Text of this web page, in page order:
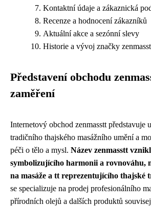
Kontaktní údaje a zákaznická
Recenze a hodnocení zákazníků
Aktuální akce a sezónní slevy
Historie a vývoj značky
Představení obchodu
zaměření
Internetový obchod zenmasstt představuje
tradičního thajského masážního umění a
péči o tělo a mysl. Název zenmasstt
symbolizujícího harmonii a rovnováhu,
na masáže a tt reprezentujícího thajské
se specializuje na prodej profesionálního
přírodních olejů a dalších produktů